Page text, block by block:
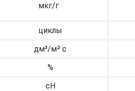
мкг/г
циклы
дм³/м² с
%
cH